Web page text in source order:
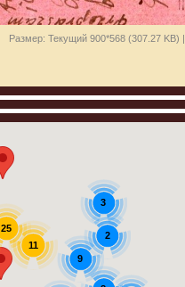
Размер: Текущий 900*568 (307.27 KB) |
9
11
25
3
2